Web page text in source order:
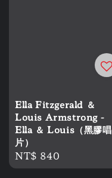
Ella Fitzgerald ＆
Louis Armstrong -
Ella ＆ Louis（黑膠唱
片）
Regular
price
NT$ 840